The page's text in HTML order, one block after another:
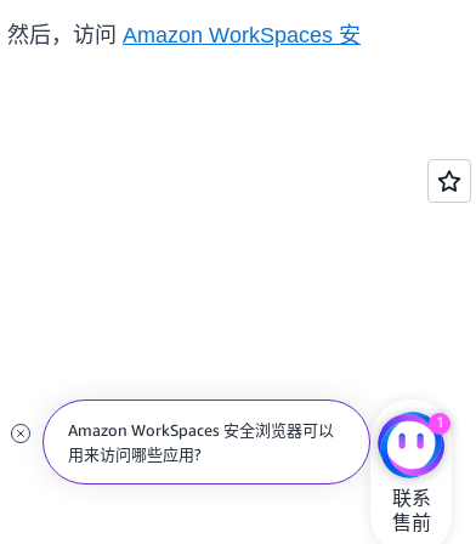
后，访问 Amazon WorkSpaces 安
Amazon WorkSpaces 安全浏览器可以
用来访问哪些应用?
1
联系
售前